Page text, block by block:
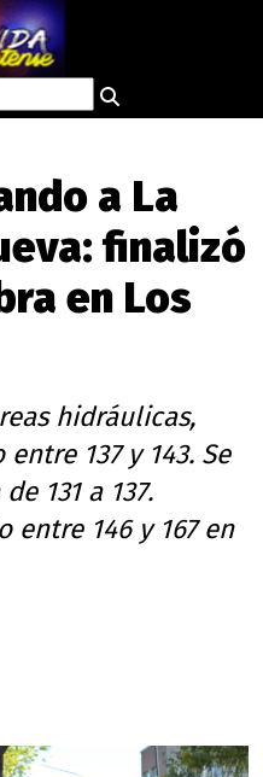
a La
finalizó
en Los
hidráulicas,
137 y 143. Se
131 a 137.
entre 146 y 167 en